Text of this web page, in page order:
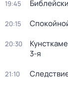
19:45
20:15
20:30
3-я
21:10